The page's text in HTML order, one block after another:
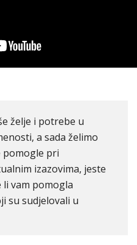
želje i potrebe u
a sada želimo
pomogle pri
izazovima, jeste
vam pomogla
su sudjelovali u